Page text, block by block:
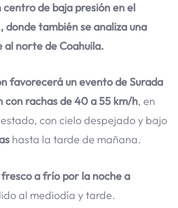
centro de baja presión en el
donde también se analiza una
al norte de Coahuila.
favorecerá un evento de Surada
con rachas de 40 a 55 km/h, en
con cielo despejado y bajo
hasta la tarde de mañana.
a frío por la noche a
al mediodía y tarde.